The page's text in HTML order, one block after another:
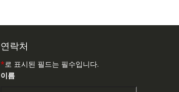
연락처
*로 표시된 필드는 필수입니다.
이름